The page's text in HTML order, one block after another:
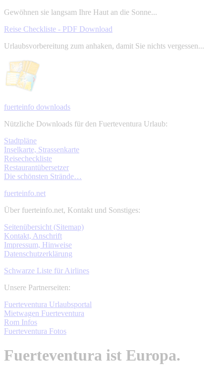
Gewöhnen sie langsam Ihre Haut an die Sonne...
Reise Checkliste - PDF Download
Urlaubsvorbereitung zum anhaken, damit Sie nichts vergessen...
fuerteinfo downloads
Nützliche Downloads für den Fuerteventura Urlaub:
Stadtpläne
Inselkarte, Strassenkarte
Reisecheckliste
Restaurantübersetzer
Die schönsten Strände…
fuerteinfo.net
Über fuerteinfo.net, Kontakt und Sonstiges:
Seitenübersicht (Sitemap)
Kontakt, Anschrift
Impressum, Hinweise
Datenschutzerklärung
Schwarze Liste für Airlines
Unsere Partnerseiten:
Fuerteventura Urlaubsportal
Mietwagen Fuerteventura
Rom Infos
Fuerteventura Fotos
Fuerteventura ist Europa.